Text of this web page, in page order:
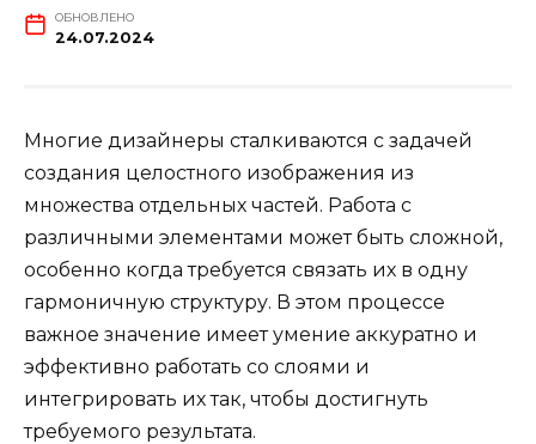
ОБНОВЛЕНО
24.07.2024
Многие дизайнеры сталкиваются с задачей
создания целостного изображения из
множества отдельных частей. Работа с
различными элементами может быть сложной,
особенно когда требуется связать их в одну
гармоничную структуру. В этом процессе
важное значение имеет умение аккуратно и
эффективно работать со слоями и
интегрировать их так, чтобы достигнуть
требуемого результата.